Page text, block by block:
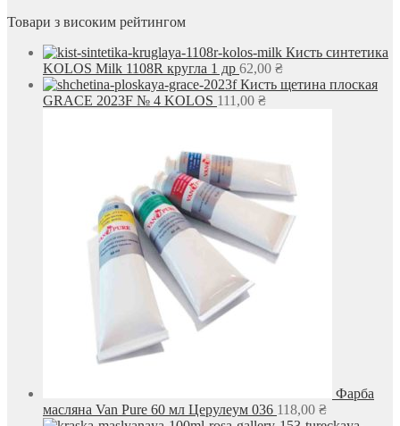
Товари з високим рейтингом
Кисть синтетика
KOLOS Milk 1108R кругла 1 др 62,00 ₴
Кисть щетина плоская
GRACE 2023F № 4 KOLOS 111,00 ₴
Фарба
масляна Van Pure 60 мл Церулеум 036 118,00 ₴